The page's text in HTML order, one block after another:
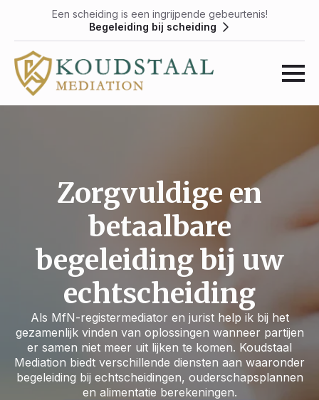
Een scheiding is een ingrijpende gebeurtenis!
Begeleiding bij scheiding
Zorgvuldige en
betaalbare
begeleiding bij uw
echtscheiding
Als MfN-registermediator en jurist help ik bij het
gezamenlijk vinden van oplossingen wanneer partijen
er samen niet meer uit lijken te komen. Koudstaal
Mediation biedt verschillende diensten aan waaronder
begeleiding bij echtscheidingen, ouderschapsplannen
en alimentatie berekeningen.